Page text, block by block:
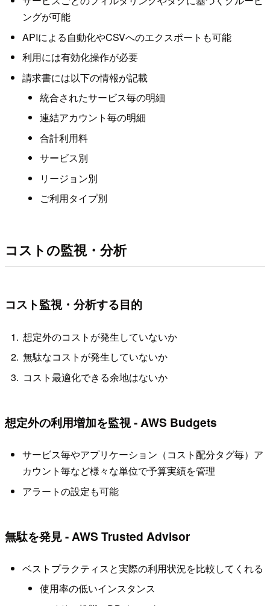
ングが可能
APIによる自動化やCSVへのエクスポートも可能
利用には有効化操作が必要
請求書には以下の情報が記載
統合されたサービス毎の明細
連結アカウント毎の明細
合計利用料
サービス別
リージョン別
ご利用タイプ別
コストの監視・分析
コスト監視・分析する目的
想定外のコストが発生していないか
無駄なコストが発生していないか
コスト最適化できる余地はないか
想定外の利用増加を監視 - AWS Budgets
サービス毎やアプリケーション（コスト配分タグ毎）ア
カウント毎など様々な単位で予算実績を管理
アラートの設定も可能
無駄を発見 - AWS Trusted Advisor
ベストプラクティスと実際の利用状況を比較してくれる
使用率の低いインスタンス